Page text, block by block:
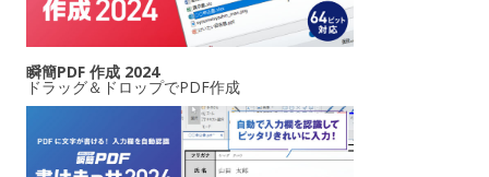
瞬簡PDF 作成 2024
ドラッグ＆ドロップでPDF作成